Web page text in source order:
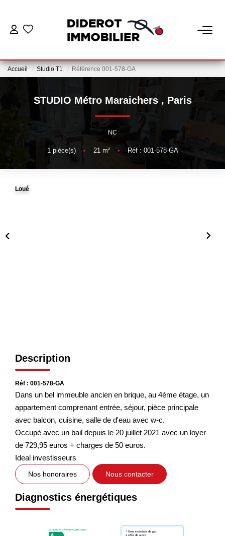
Accueil Studio T1 Référence 001-578-GA
STUDIO Métro Maraichers , Paris
NC
1 pièce(s) • 21 m² • Réf : 001-578-GA
Loué
Description
Réf : 001-578-GA
Dans un bel immeuble ancien en brique, au 4ème étage, un
appartement comprenant entrée, séjour, pièce principale
avec balcon, cuisine, salle de d'eau avec w-c.
Occupé avec un bail depuis le 20 juillet 2021 avec un loyer
de 729,95 euros + charges de 50 euros.
Ideal investisseurs
Nos honoraires Nous contacter
Diagnostics énergétiques